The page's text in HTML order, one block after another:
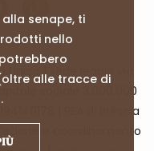
Unico | sede legale via
sociale 3.000.000
| REA di Brescia
e coordinamento
senape, ti
nello
alle tracce di